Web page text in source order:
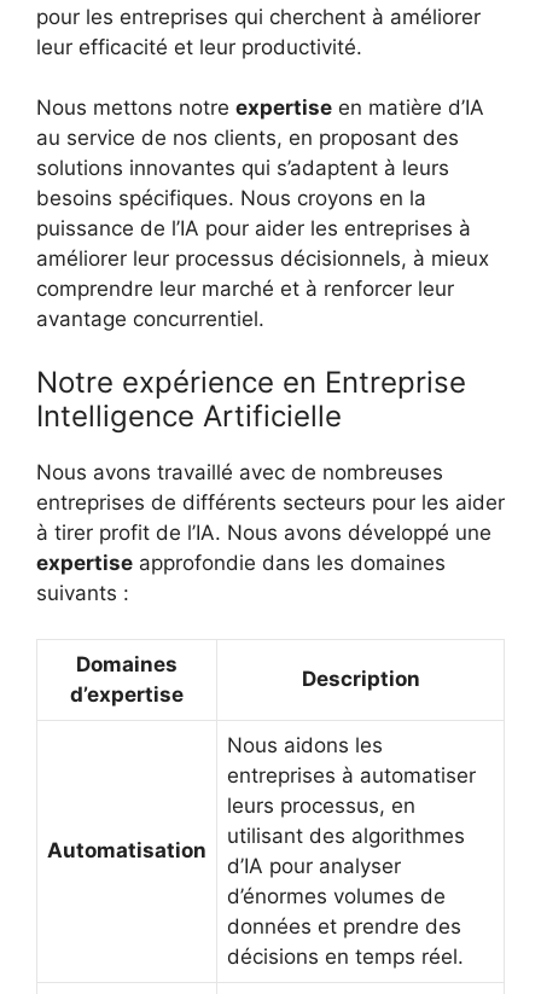
pour les entreprises qui cherchent à améliorer
leur efficacité et leur productivité.
Nous mettons notre expertise en matière d’IA
au service de nos clients, en proposant des
solutions innovantes qui s’adaptent à leurs
besoins spécifiques. Nous croyons en la
puissance de l’IA pour aider les entreprises à
améliorer leur processus décisionnels, à mieux
comprendre leur marché et à renforcer leur
avantage concurrentiel.
Notre expérience en Entreprise
Intelligence Artificielle
Nous avons travaillé avec de nombreuses
entreprises de différents secteurs pour les aider
à tirer profit de l’IA. Nous avons développé une
expertise approfondie dans les domaines
suivants :
Domaines
d’expertise
Description
Automatisation
Nous aidons les
entreprises à automatiser
leurs processus, en
utilisant des algorithmes
d’IA pour analyser
d’énormes volumes de
données et prendre des
décisions en temps réel.